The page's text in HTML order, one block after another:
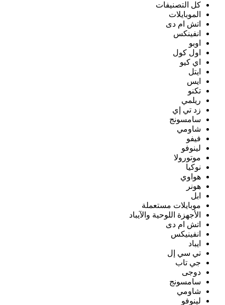
كل التصنيفات
الموبايلات
اتش ام دى
انفينكس
اوبو
اول كول
اي كيو
ايتل
ايس
تكنو
ريلمي
زد تي إي
سامسونج
شاومي
فيفو
لينوفو
موتورولا
نوكيا
هواوي
هونر
ابل
موبايلات مستعملة
الأجهزة اللوحية والآيباد
اتش ام دى
انفينيكس
ايباد
تي سي إل
جي تاب
دوجى
سامسونج
شاومي
لينوفو